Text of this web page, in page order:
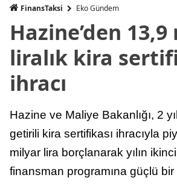
FinansTaksi Eko Gündem
Hazine’den
liralık kira
ihracı
Hazine ve Maliye Bakanlığı, 2
getirili kira sertifikası ihracıyla
milyar lira borçlanarak yılın
finansman programına güçlü bir